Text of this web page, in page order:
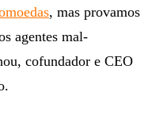
, mas provamos
agentes mal-
cofundador e CEO